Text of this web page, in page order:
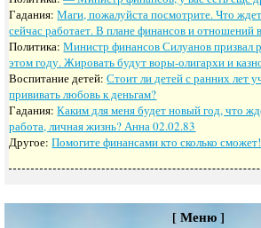
Гадания:Маги, пожалуйста посмотрите. Что
сейчас работает. В плане финансов и отношений
Политика:Министр финансов Силуанов призвал
этом году. Жировать будут воры-олигархи и
Воспитание детей:Стоит ли детей с ранних лет
прививать любовь к деньгам?
Гадания:Каким для меня будет новый год, что
работа, личная жизнь? Анна 02.02.83
Другое:Помогите финансами кто сколько сможет!
[ Меню ]